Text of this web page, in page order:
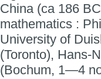
China (ca 186
mathematics :
University of
(Toronto), Hans-
(Bochum, 1—4